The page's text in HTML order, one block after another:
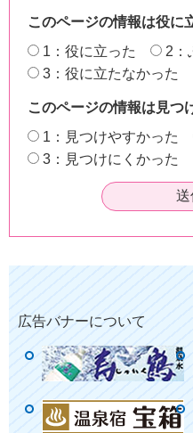
このページの情報は役に
1：役に立った
2：
3：役に立たなかった
このページの情報は見つ
1：見つけやすかった
3：見つけにくかった
広告バナーについて